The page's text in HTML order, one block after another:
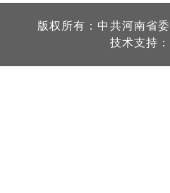
版权所有：中共河南省
技术支持：